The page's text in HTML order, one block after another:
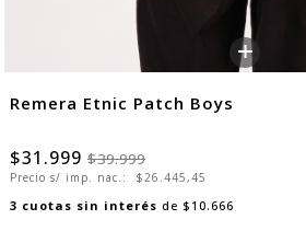
+
Remera Etnic Patch Boys
$31.999 $39.999
Precio s/ imp. nac.: $26.445,45
3 cuotas sin interés de $10.666